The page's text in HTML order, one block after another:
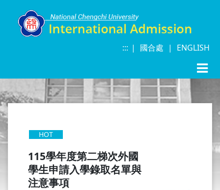
|| | 國合處 | ENGLISH
HOT
115學年度第二梯次外國
學生申請入學錄取名單與
注意事項